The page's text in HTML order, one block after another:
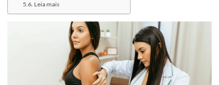
Leia mais